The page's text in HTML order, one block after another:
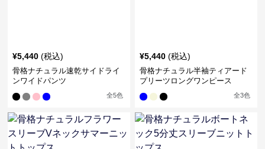
¥5,440 (税込)
骨格ナチュラル速乾サイドライ
ンワイドパンツ
全5色
¥5,440 (税込)
骨格ナチュラル半袖ティアード
プリーツロングワンピース
全3色